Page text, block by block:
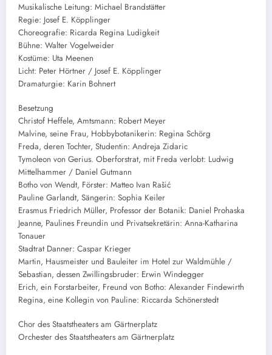
Musikalische Leitung: Michael Brandstätter
Regie: Josef E. Köpplinger
Choreografie: Ricarda Regina Ludigkeit
Bühne: Walter Vogelweider
Kostüme: Uta Meenen
Licht: Peter Hörtner / Josef E. Köpplinger
Dramaturgie: Karin Bohnert
Besetzung
Christof Heffele, Amtsmann: Robert Meyer
Malvine, seine Frau, Hobbybotanikerin: Regina Schörg
Freda, deren Tochter, Studentin: Andreja Zidaric
Tymoleon von Gerius. Oberforstrat, mit Freda verlobt: Ludwig
Mittelhammer / Daniel Gutmann
Botho von Wendt, Förster: Matteo Ivan Rašić
Pauline Garlandt, Sängerin: Sophia Keiler
Erasmus Friedrich Müller, Professor der Botanik: Daniel Prohaska
Jeanne, Paulines Freundin und Privatsekretärin: Anna-Katharina
Tonauer
Stadtrat Danner: Caspar Krieger
Martin, Hausmeister und Bauleiter im Hotel zur Waldmühle /
Sebastian, dessen Zwillingsbruder: Erwin Windegger
Erich, ein Forstarbeiter, Freund von Botho: Alexander Findewirth
Regina, eine Kollegin von Pauline: Riccarda Schönerstedt
Chor des Staatstheaters am Gärtnerplatz
Orchester des Staatstheaters am Gärtnerplatz